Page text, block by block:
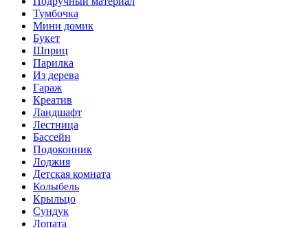
Тумбочка
Мини домик
Букет
Шприц
Парилка
Из дерева
Гараж
Креатив
Ландшафт
Лестница
Бассейн
Подоконник
Лоджия
Детская комната
Колыбель
Крыльцо
Сундук
Лопата